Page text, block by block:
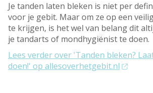
Je tanden laten bleken is niet per
voor je gebit. Maar om ze op een
te krijgen, is het wel van belang dit
je tandarts of mondhygiënist te doen.
Lees verderover 'Tanden bleken?
doen!' op allesoverhetgebit.nl